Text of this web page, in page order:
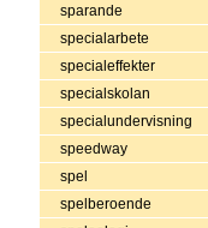
sparande
specialarbete
specialeffekter
specialskolan
specialundervisning
speedway
spel
spelberoende